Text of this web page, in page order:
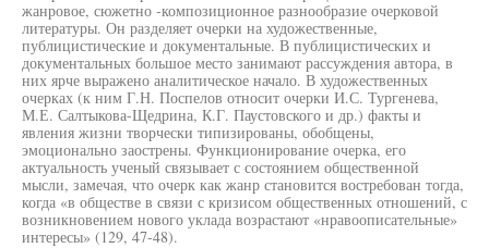
жанровое, сюжетно -композиционное разнообразие очерковой
литературы. Он разделяет очерки на художественные,
публицистические и документальные. В публицистических и
документальных большое место занимают рассуждения автора, в
них ярче выражено аналитическое начало. В художественных
очерках (к ним Г.Н. Поспелов относит очерки И.С. Тургенева,
М.Е. Салтыкова-Щедрина, К.Г. Паустовского и др.) факты и
явления жизни творчески типизированы, обобщены,
эмоционально заострены. Функционирование очерка, его
актуальность ученый связывает с состоянием общественной
мысли, замечая, что очерк как жанр становится востребован тогда,
когда «в обществе в связи с кризисом общественных отношений, с
возникновением нового уклада возрастают «нравоописательные»
интересы» (129, 47-48).